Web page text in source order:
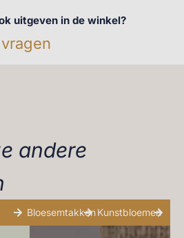
uitgeven in de winkel?
andere
BloesemtakkenKunstbloemen